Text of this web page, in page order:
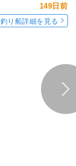
149日前
釣り船詳細を見る